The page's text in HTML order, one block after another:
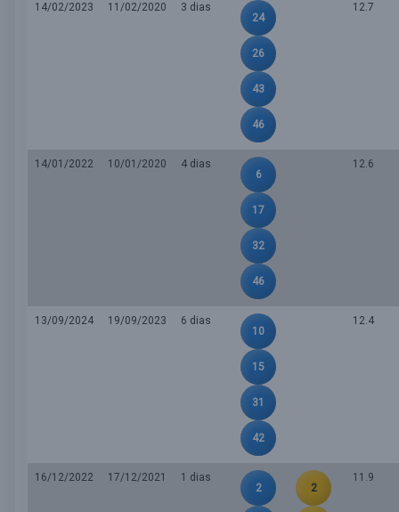
14/02/2023 11/02/2020
3 dias
24
26
43
46
12.7
14/01/2022 10/01/2020
4 dias
6
17
32
46
12.6
13/09/2024 19/09/2023
6 dias
10
15
31
42
12.4
16/12/2022 17/12/2021
1 dias
2
2
11.9